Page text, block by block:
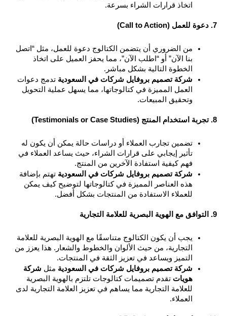
اتخاذ قرارات الشراء بسرعة.
الخطوة التالية بشكل مباشر.
شركة تصميم بروفايل شركات في السعودية
تدمج دعوات
العمل المميزة في كتالوجاتها، مما يسهل عملية التحويل
وتحقيق المبيعات.
تضمين تجارب العملاء أو دراسات حالة يمكن أن يكون له
تأثير إيجابي على قرارات الشراء، حيث يساعد العملاء في
فهم كيفية استفادة الآخرين من المنتج.
شركة تصميم بروفايل شركات في السعودية
تهتم بإضافة
هذه العناصر المميزة في كتالوجاتها لتوضيح كيف يمكن
للعملاء الاستفادة من المنتجات بشكل أفضل.
يجب أن يكون الكتالوج متناسقًا مع الهوية البصرية للعلامة
التجارية، من حيث الألوان والخطوط والشعار. هذا يعزز من
التميز ويساعد في تعزيز الثقة في المنتجات.
شركة تصميم بروفايل شركات في السعودية مثل
تقدم تصميمات كتالوجات تلتزم بالهوية البصرية
للعلامة التجارية مما يساهم في تعزيز العلامة التجارية لدى
العملاء.